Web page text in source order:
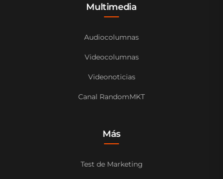
Multimedia
Audiocolumnas
Videocolumnas
Videonoticias
Canal RandomMKT
Más
Test de Marketing